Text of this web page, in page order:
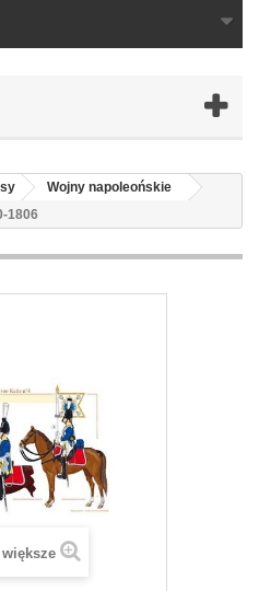
Wojny napoleońskie
1806